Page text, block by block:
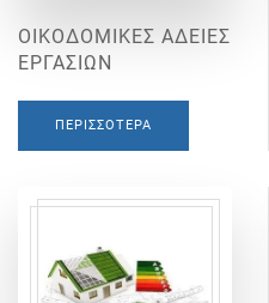
ΟΙΚΟΔΟΜΙΚΕΣ ΑΔΕΙΕΣ
ΕΡΓΑΣΙΩΝ
ΠΕΡΙΣΣΌΤΕΡΑ